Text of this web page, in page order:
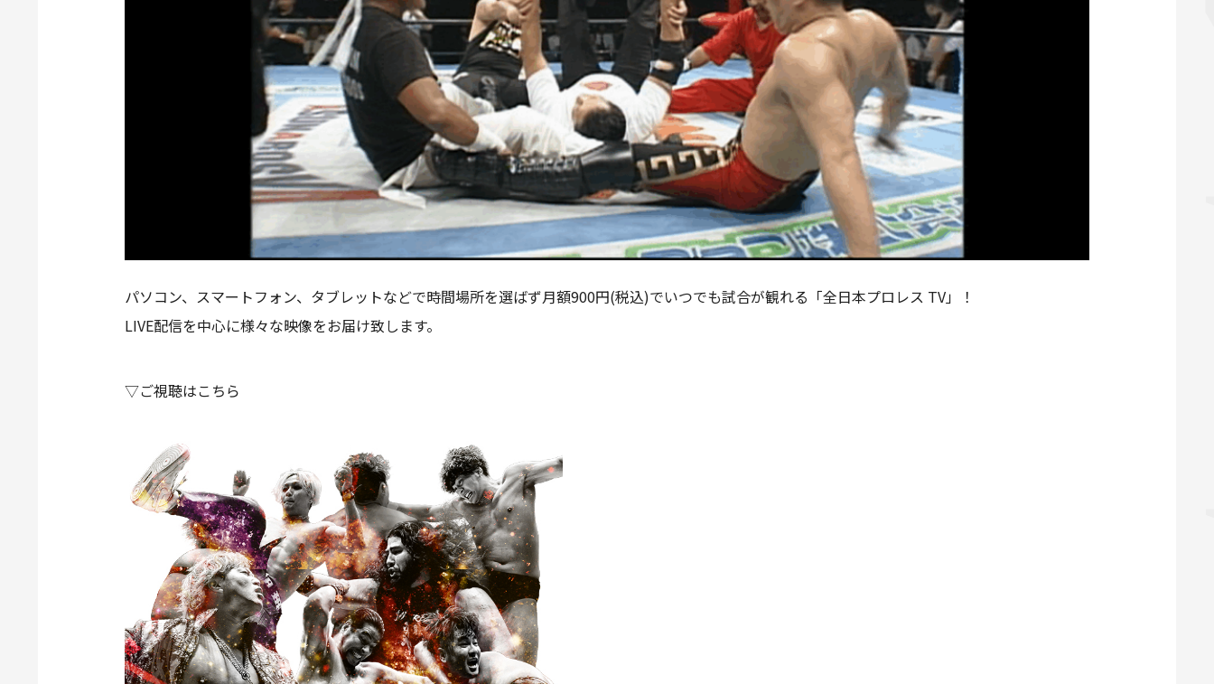
パソコン、スマートフォン、タブレットなどで時間場所を選ばず月額900円(税込)でいつでも試合が観れる「全日本プロレス TV」！
LIVE配信を中心に様々な映像をお届け致します。
▽ご視聴はこちら